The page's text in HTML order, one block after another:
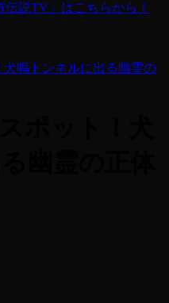
伝説TV」はこちらから！
鳴トンネルに出る幽霊の